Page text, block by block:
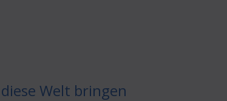
Welt bringen